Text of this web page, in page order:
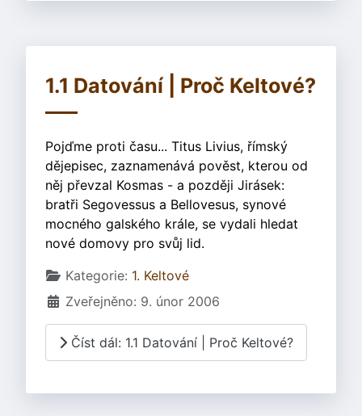
1.1 Datování | Proč Keltové?
Pojďme proti času... Titus Livius, římský
dějepisec, zaznamenává pověst, kterou od
něj převzal Kosmas - a později Jirásek:
bratři Segovessus a Bellovesus, synové
mocného galského krále, se vydali hledat
nové domovy pro svůj lid.
Základní údaje
Kategorie: 1. Keltové
Zveřejněno: 9. únor 2006
Číst dál: 1.1 Datování | Proč Keltové?